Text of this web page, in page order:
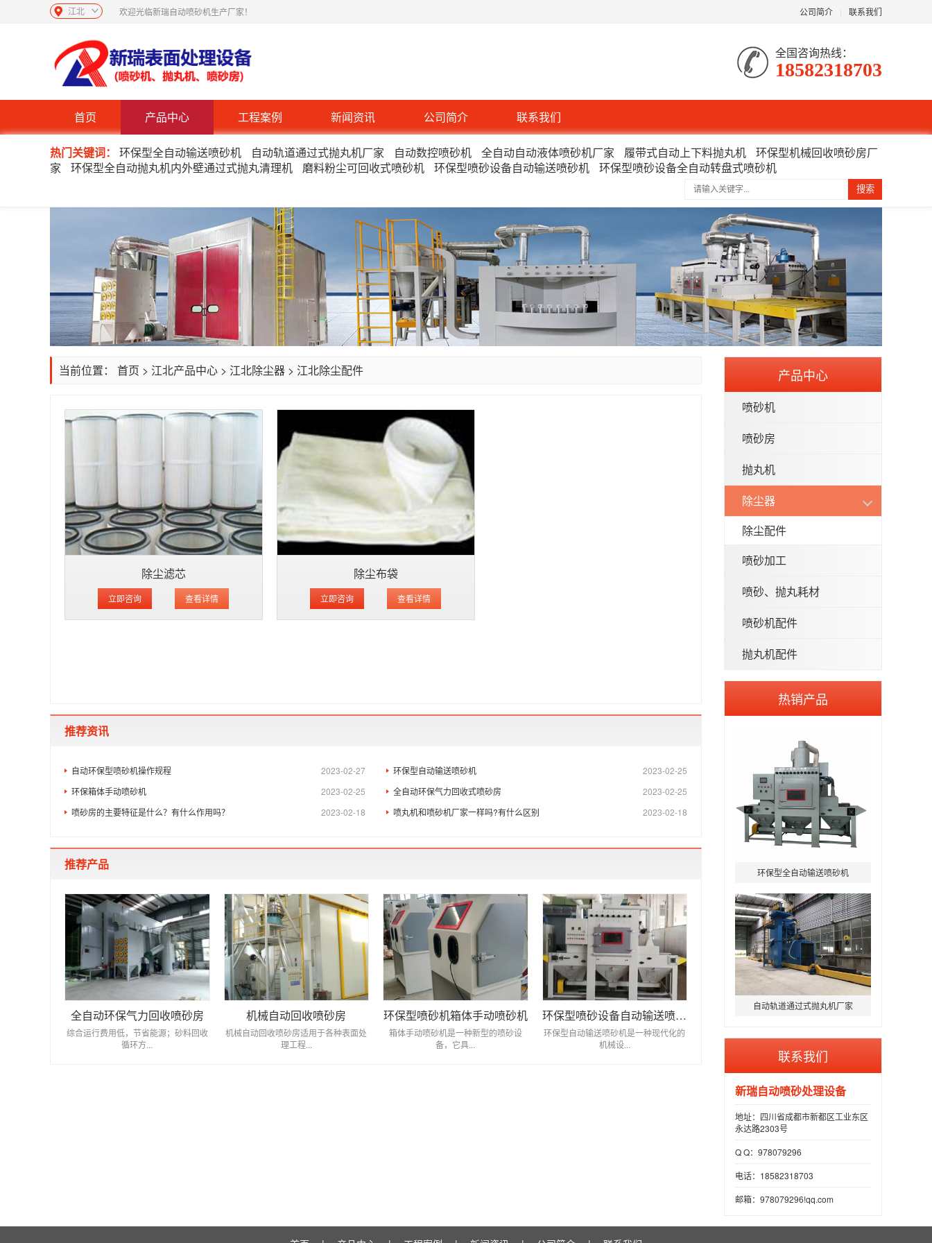
公司简介 联系我们
欢迎光临新瑞自动喷砂机生产厂家！
江北
全国咨询热线：
18582318703
首页 产品中心 工程案例 新闻资讯 公司简介 联系我们
热门关键词： 环保型全自动输送喷砂机 自动轨道通过式抛丸机厂家 自动数控喷砂机 全自动自动液体喷砂机厂家 履带式自动上下料抛丸机
环保型机械回收喷砂房厂
家
环保型全自动抛丸机内外壁通过式抛丸清理机 磨料粉尘可回收式喷砂机 环保型喷砂设备自动输送喷砂机 环保型喷砂设备全自动转盘式喷砂机
搜索
产品中心
喷砂机
喷砂房
抛丸机
除尘器
除尘配件
喷砂加工
喷砂、抛丸耗材
喷砂机配件
抛丸机配件
热销产品
环保型全自动输送喷砂机
自动轨道通过式抛丸机厂家
联系我们
新瑞自动喷砂处理设备
地址：四川省成都市新都区工业东区
永达路2303号
Q Q：978079296
电话：18582318703
邮箱：978079296!qq.com
当前位置： 首页 > 江北产品中心 > 江北除尘器 > 江北除尘配件
除尘滤芯
立即咨询 查看详情
除尘布袋
立即咨询 查看详情
推荐资讯
2023-02-27
自动环保型喷砂机操作规程 2023-02-25
环保型自动输送喷砂机
2023-02-25
环保箱体手动喷砂机 2023-02-25
全自动环保气力回收式喷砂房
2023-02-18
喷砂房的主要特征是什么？有什么作用吗？ 2023-02-18
喷丸机和喷砂机厂家一样吗?有什么区别
推荐产品
全自动环保气力回收喷砂房
综合运行费用低，节省能源；砂料回收
循环方...
机械自动回收喷砂房
机械自动回收喷砂房适用于各种表面处
理工程...
环保型喷砂机箱体手动喷砂机
箱体手动喷砂机是一种新型的喷砂设
备，它具...
环保型喷砂设备自动输送喷砂机
环保型自动输送喷砂机是一种现代化的
机械设...